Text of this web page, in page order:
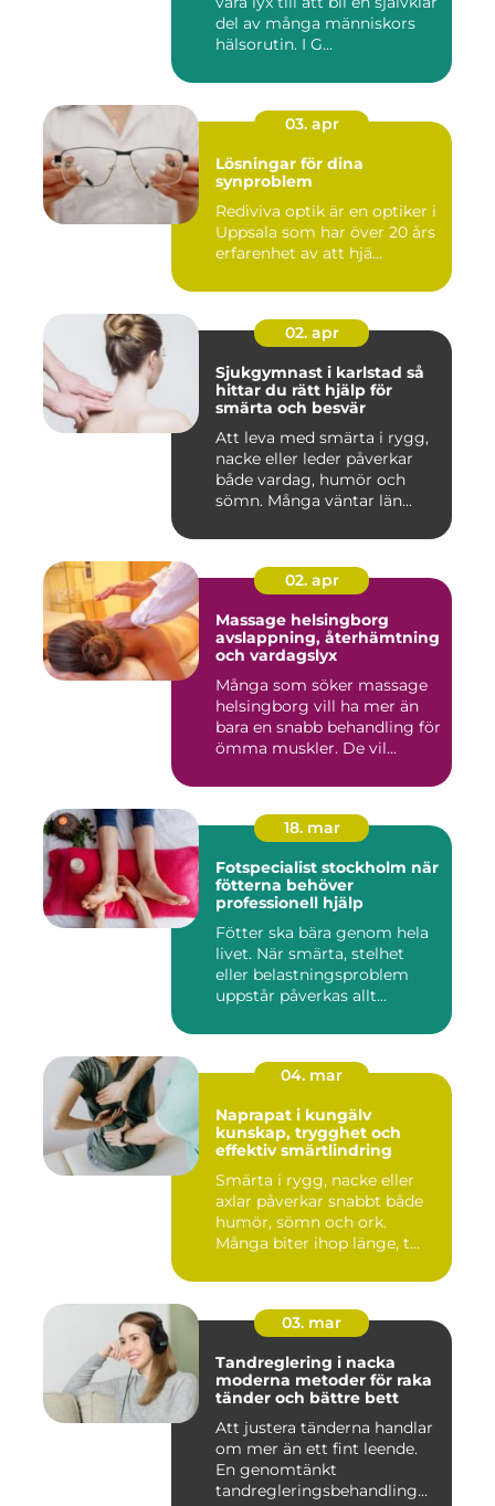
del av många människors
hälsorutin. I G...
03. apr
Lösningar för dina
synproblem
Rediviva optik är en optiker i
Uppsala som har över 20 års
erfarenhet av att hjä...
02. apr
Sjukgymnast i karlstad så
hittar du rätt hjälp för
smärta och besvär
Att leva med smärta i rygg,
nacke eller leder påverkar
både vardag, humör och
sömn. Många väntar län...
02. apr
Massage helsingborg
avslappning, återhämtning
och vardagslyx
Många som söker massage
helsingborg vill ha mer än
bara en snabb behandling för
ömma muskler. De vil...
18. mar
Fotspecialist stockholm när
fötterna behöver
professionell hjälp
Fötter ska bära genom hela
livet. När smärta, stelhet
eller belastningsproblem
uppstår påverkas allt...
04. mar
Naprapat i kungälv
kunskap, trygghet och
effektiv smärtlindring
Smärta i rygg, nacke eller
axlar påverkar snabbt både
humör, sömn och ork.
Många biter ihop länge, t...
03. mar
Tandreglering i nacka
moderna metoder för raka
tänder och bättre bett
Att justera tänderna handlar
om mer än ett fint leende.
En genomtänkt
tandregleringsbehandling